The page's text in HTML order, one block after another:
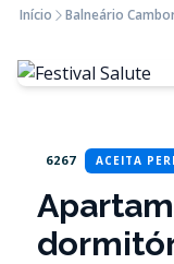
Início Balneário
6267 ACEITA